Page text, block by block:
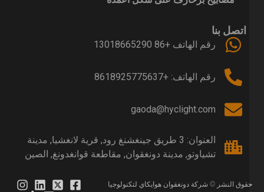
اتصل بنا
رقم الهاتف +86 13018665290
رقم الهاتف: +8618925775637
gaoda@hyclight.com
العنوان: 3 طريق جينغشنغ رود, قرية لانغشيا, مدينة
تشياوتو, مدينة دونغقوان, مقاطعة قوانغدونغ, الصين
النشر © شركة دونغقوان هوايكاي لتكنولوجيا